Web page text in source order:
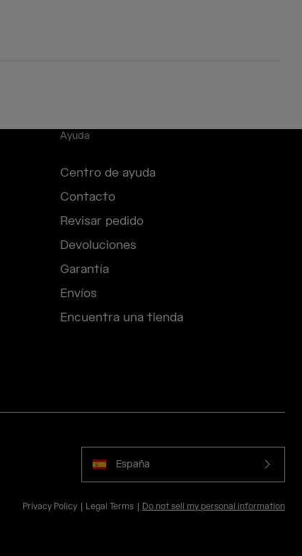
Ayuda
Centro de ayuda
Contacto
Revisar pedido
Devoluciones
Garantía
Envíos
Encuentra una tienda
España
Privacy Policy Legal Terms Do not sell my personal information